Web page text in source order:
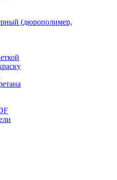
(дюрополимер,